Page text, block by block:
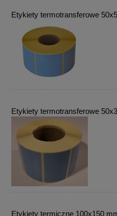
Etykiety termotransferowe
Etykiety termotransferowe
Etykiety termiczne 100x150